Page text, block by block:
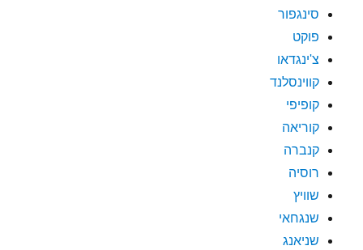
סינגפור
פוקט
צ'ינגדאו
קווינסלנד
קופיפי
קוריאה
קנברה
רוסיה
שוויץ
שנגחאי
שניאנג